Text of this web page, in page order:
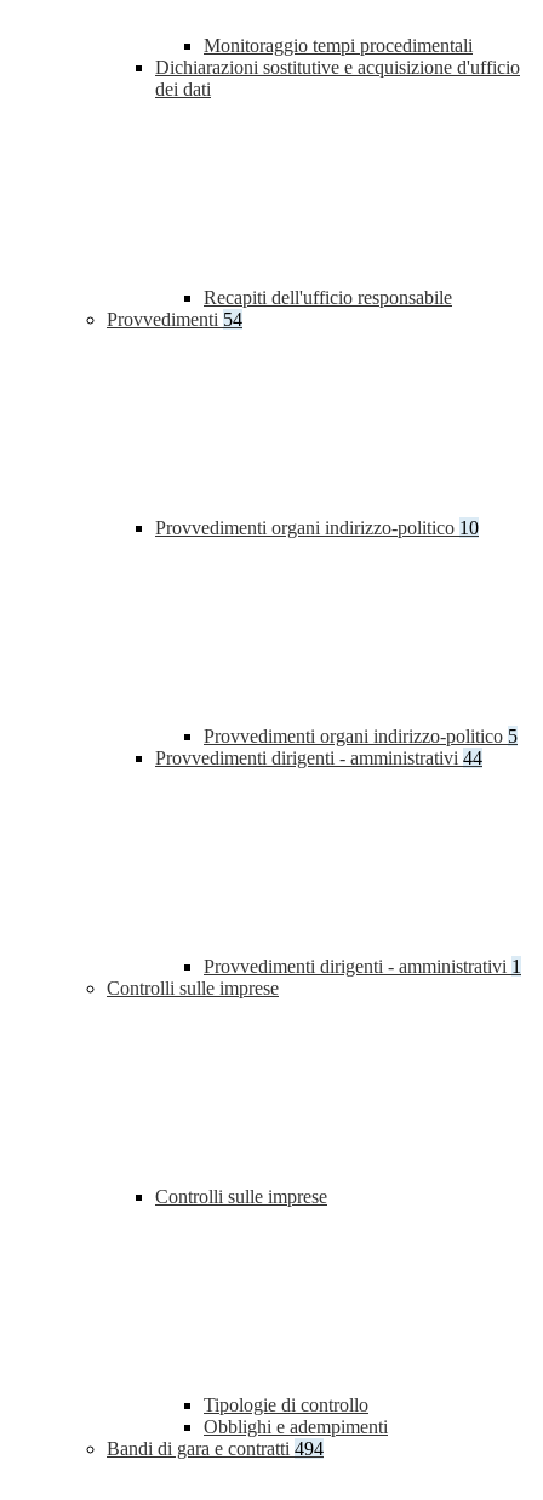
Monitoraggio tempi procedimentali
Dichiarazioni sostitutive e acquisizione d'ufficio
dei dati
Recapiti dell'ufficio responsabile
Provvedimenti 54
Provvedimenti organi indirizzo-politico 10
Provvedimenti organi indirizzo-politico 5
Provvedimenti dirigenti - amministrativi 44
Provvedimenti dirigenti - amministrativi 1
Controlli sulle imprese
Controlli sulle imprese
Tipologie di controllo
Obblighi e adempimenti
Bandi di gara e contratti 494